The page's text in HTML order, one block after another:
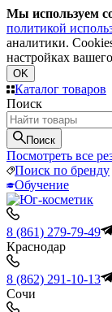
Мы используем
политикой
аналитики.
настройках
OK
Каталог товаров
Поиск
Поиск
Посмотреть все
Поиск по бренду
Обучение
8 (861) 279-79-49
Краснодар
8 (862) 291-10-13
Сочи